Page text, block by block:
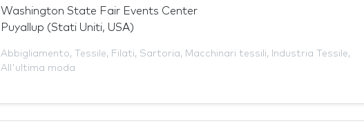
Washington State Fair Events Center
Puyallup (Stati Uniti, USA)
Abbigliamento, Tessile, Filati, Sartoria, Macchinari tessili, Industria Tessile,
All'ultima moda